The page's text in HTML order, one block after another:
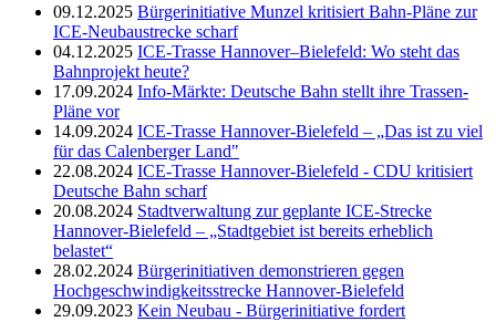
09.12.2025 Bürgerinitiative Munzel kritisiert Bahn-Pläne zur
ICE-Neubaustrecke scharf
04.12.2025 ICE-Trasse Hannover–Bielefeld: Wo steht das
Bahnprojekt heute?
17.09.2024 Info-Märkte: Deutsche Bahn stellt ihre Trassen-
Pläne vor
14.09.2024 ICE-Trasse Hannover-Bielefeld – „Das ist zu viel
für das Calenberger Land"
22.08.2024 ICE-Trasse Hannover-Bielefeld - CDU kritisiert
Deutsche Bahn scharf
20.08.2024 Stadtverwaltung zur geplante ICE-Strecke
Hannover-Bielefeld – „Stadtgebiet ist bereits erheblich
belastet“
28.02.2024 Bürgerinitiativen demonstrieren gegen
Hochgeschwindigkeitsstrecke Hannover-Bielefeld
29.09.2023 Kein Neubau - Bürgerinitiative fordert